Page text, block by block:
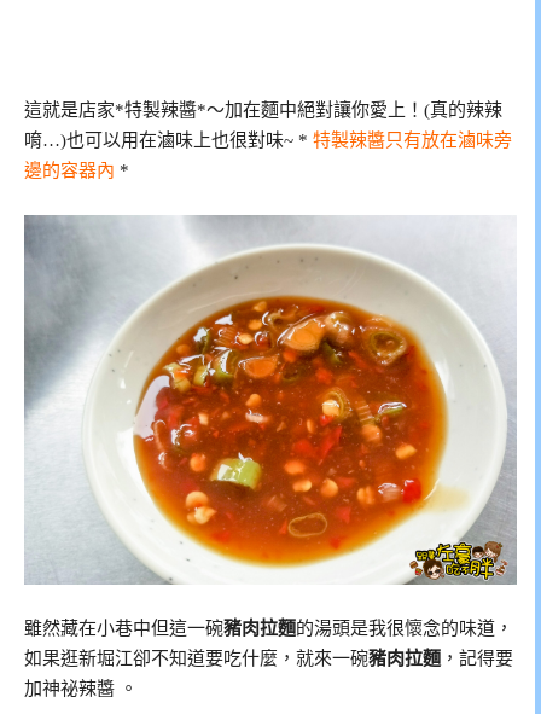
這就是店家*特製辣醬*～加在麵中絕對讓你愛上！(真的辣辣
唷…)也可以用在滷味上也很對味~ * 特製辣醬只有放在滷味旁
邊的容器內 *
雖然藏在小巷中但這一碗豬肉拉麵的湯頭是我很懷念的味道，
如果逛新堀江卻不知道要吃什麼，就來一碗豬肉拉麵 ，記得要
加神祕辣醬 。